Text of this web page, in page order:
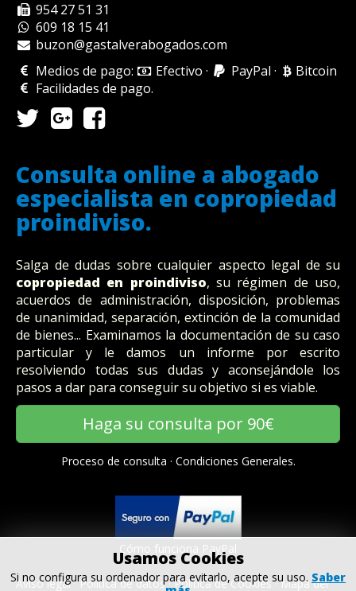
Usamos Cookies
Si no configura su ordenador para evitarlo, acepte su uso. Saber
954 27 51 31
609 18 15 41
buzon@gastalverabogados.com
Medios de pago:
Efectivo · PayPal ·
Bitcoin
Facilidades de pago.
Consulta online a abogado
especialista en copropiedad
proindiviso.
Salga de dudas sobre cualquier aspecto legal de su
copropiedad en proindiviso, su régimen de uso,
acuerdos de administración, disposición, problemas
de unanimidad, separación, extinción de la comunidad
de bienes... Examinamos la documentación de su caso
particular y le damos un informe por escrito
resolviendo todas sus dudas y aconsejándole los
pasos a dar para conseguir su objetivo si es viable.
Haga su consulta por 90€
Proceso de consulta · Condiciones Generales.
Cómo funciona PayPal
Aviso legal·Politica de datos·Política de Cookies·Mapa del